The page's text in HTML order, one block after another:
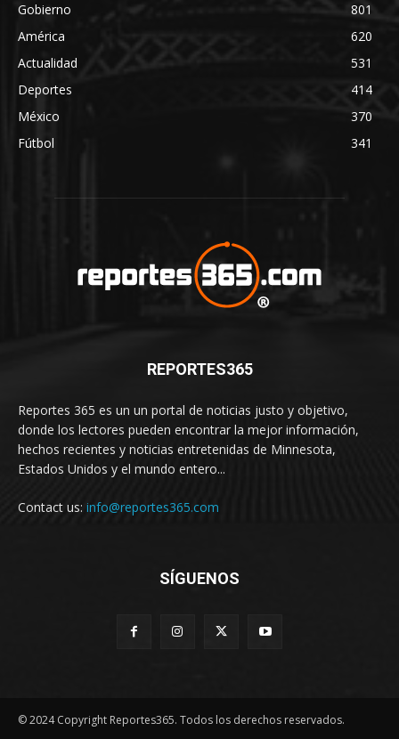
Gobierno
801
América
620
Actualidad
531
Deportes
414
México
370
Fútbol
341
REPORTES365
Reportes 365 es un un portal de noticias justo y objetivo,
donde los lectores pueden encontrar la mejor información,
hechos recientes y noticias entretenidas de Minnesota,
Estados Unidos y el mundo entero...
Contact us: info@reportes365.com
SÍGUENOS
© 2024 Copyright Reportes365. Todos los derechos reservados.